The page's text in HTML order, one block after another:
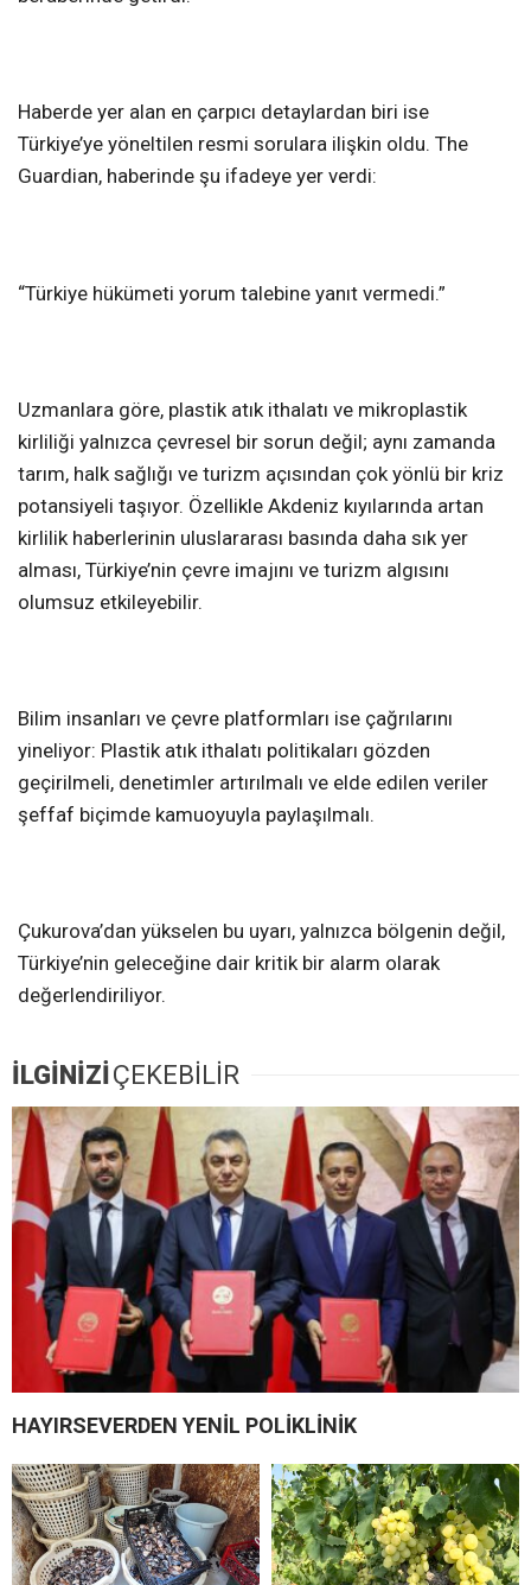
Haberde yer alan en çarpıcı detaylardan biri ise
Türkiye’ye yöneltilen resmi sorulara ilişkin oldu. The
Guardian, haberinde şu ifadeye yer verdi:
“Türkiye hükümeti yorum talebine yanıt vermedi.”
Uzmanlara göre, plastik atık ithalatı ve mikroplastik
kirliliği yalnızca çevresel bir sorun değil; aynı zamanda
tarım, halk sağlığı ve turizm açısından çok yönlü bir kriz
potansiyeli taşıyor. Özellikle Akdeniz kıyılarında artan
kirlilik haberlerinin uluslararası basında daha sık yer
alması, Türkiye’nin çevre imajını ve turizm algısını
olumsuz etkileyebilir.
Bilim insanları ve çevre platformları ise çağrılarını
yineliyor: Plastik atık ithalatı politikaları gözden
geçirilmeli, denetimler artırılmalı ve elde edilen veriler
şeffaf biçimde kamuoyuyla paylaşılmalı.
Çukurova’dan yükselen bu uyarı, yalnızca bölgenin değil,
Türkiye’nin geleceğine dair kritik bir alarm olarak
değerlendiriliyor.
İLGİNİZİÇEKEBİLİR
HAYIRSEVERDEN YENİL POLİKLİNİK